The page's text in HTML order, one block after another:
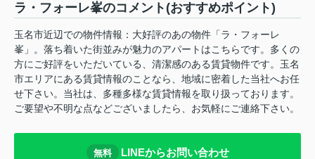
ラ・フォーレ峯のコメント(おすすめポイント)
玉名市近辺での物件情報：大好評のあの物件「ラ・フォーレ
峯」。落ち着いた街並みが魅力のアパートはこちらです。多くの
方にご好評をいただいている、清潔感のある賃貸物件です。玉名
市エリアにある賃貸情報のことなら、地域に密着した当社へお任
せ下さい。当社は、多種多様な賃貸情報を取り扱っております。
ご要望や不明な点などございましたら、お気軽にご連絡下さい。
無料 LINEからお問い合わせ